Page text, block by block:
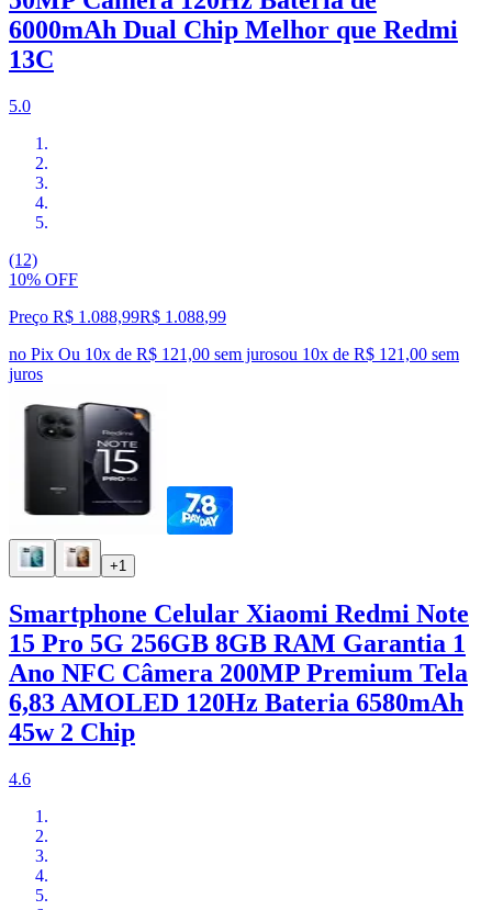
6000mAh Dual Chip Melhor que Redmi
13C
5.0
(12)
10% OFF
Preço R$ 1.088,99R$ 1.088,99
no Pix Ou 10x de R$ 121,00 sem jurosou 10x de R$ 121,00 sem
juros
+1
Smartphone Celular Xiaomi Redmi Note
15 Pro 5G 256GB 8GB RAM Garantia 1
Ano NFC Câmera 200MP Premium Tela
6,83 AMOLED 120Hz Bateria 6580mAh
45w 2 Chip
4.6